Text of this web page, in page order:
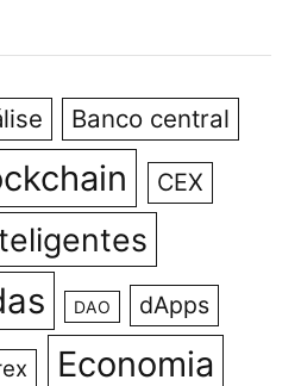
Banco central
CEX
DAO dApps
Economia